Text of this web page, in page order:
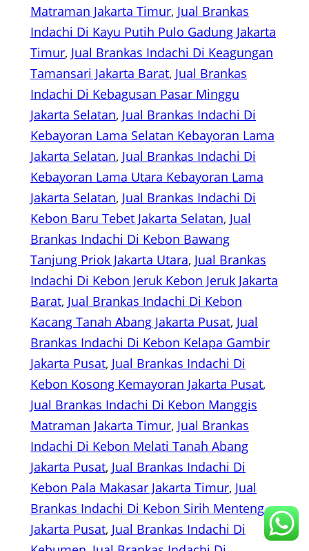
Matraman Jakarta Timur, Jual Brankas
Indachi Di Kayu Putih Pulo Gadung Jakarta
Timur, Jual Brankas Indachi Di Keagungan
Tamansari Jakarta Barat, Jual Brankas
Indachi Di Kebagusan Pasar Minggu
Jakarta Selatan, Jual Brankas Indachi Di
Kebayoran Lama Selatan Kebayoran Lama
Jakarta Selatan, Jual Brankas Indachi Di
Kebayoran Lama Utara Kebayoran Lama
Jakarta Selatan, Jual Brankas Indachi Di
Kebon Baru Tebet Jakarta Selatan, Jual
Brankas Indachi Di Kebon Bawang
Tanjung Priok Jakarta Utara, Jual Brankas
Indachi Di Kebon Jeruk Kebon Jeruk Jakarta
Barat, Jual Brankas Indachi Di Kebon
Kacang Tanah Abang Jakarta Pusat, Jual
Brankas Indachi Di Kebon Kelapa Gambir
Jakarta Pusat, Jual Brankas Indachi Di
Kebon Kosong Kemayoran Jakarta Pusat
Jual Brankas Indachi Di Kebon Manggis
Matraman Jakarta Timur, Jual Brankas
Indachi Di Kebon Melati Tanah Abang
Jakarta Pusat, Jual Brankas Indachi Di
Kebon Pala Makasar Jakarta Timur, Jual
Brankas Indachi Di Kebon Sirih Menteng
Jakarta Pusat, Jual Brankas Indachi Di